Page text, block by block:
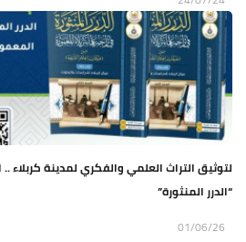
لتوثيق التراث العلمي والفكري لمدينة كربلاء
“الدرر المنثورة”
01/06/26